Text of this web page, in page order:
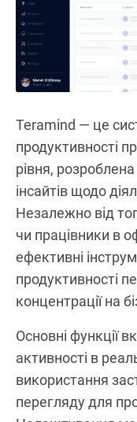
Teramind — це
продуктивності
рівня,
інсайтів щодо
Незалежно від
чи працівники в
ефективні
продуктивності
концентрації на
Основні функції
активності в
використання
перегляду для